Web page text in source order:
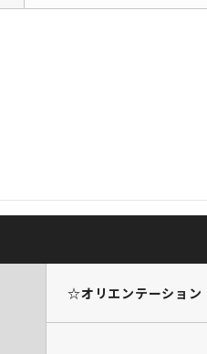
☆オリエンテーション